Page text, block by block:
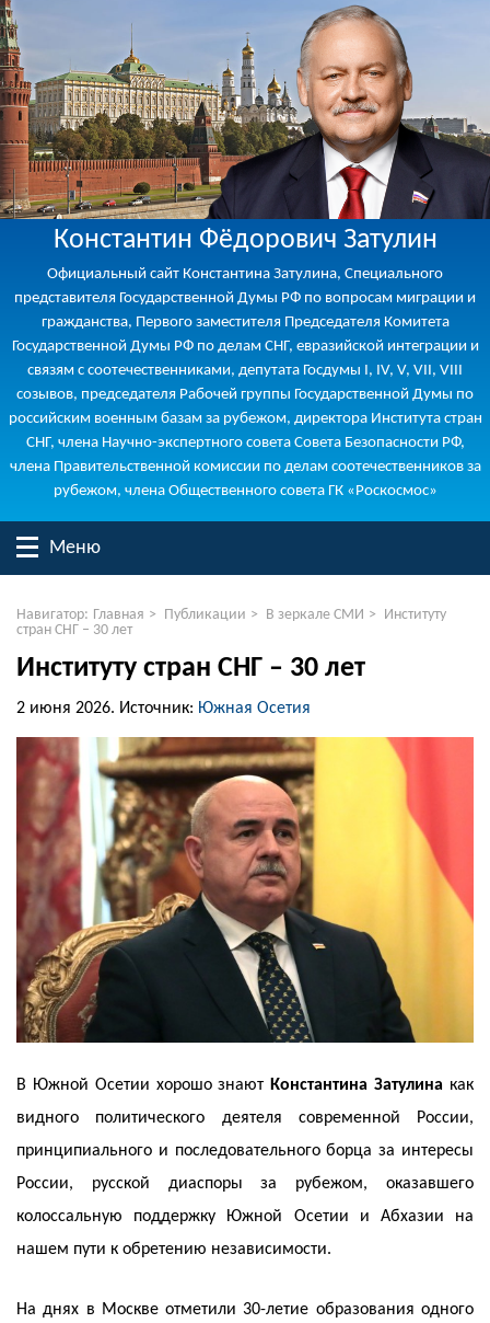
Константин Фёдорович Затулин
Официальный сайт Константина Затулина, Специального
представителя Государственной Думы РФ по вопросам миграции и
гражданства, Первого заместителя Председателя Комитета
Государственной Думы РФ по делам СНГ, евразийской интеграции и
связям с соотечественниками, депутата Госдумы I, IV, V, VII, VIII
созывов, председателя Рабочей группы Государственной Думы по
российским военным базам за рубежом, директора Института стран
СНГ, члена Научно-экспертного совета Совета Безопасности РФ,
члена Правительственной комиссии по делам соотечественников за
рубежом, члена Общественного совета ГК «Роскосмос»
Меню
Навигатор: Главная > Публикации > В зеркале СМИ > Институту
стран СНГ – 30 лет
Институту стран СНГ – 30 лет
2 июня 2026. Источник: Южная Осетия
В Южной Осетии хорошо знаютКонстантина Затулина как
видного политического деятеля современной России,
принципиального и последовательного борца за интересы
России, русской диаспоры за рубежом, оказавшего
колоссальную поддержку Южной Осетии и Абхазии на
нашем пути к обретению независимости.
На днях в Москве отметили 30-летие образования одного